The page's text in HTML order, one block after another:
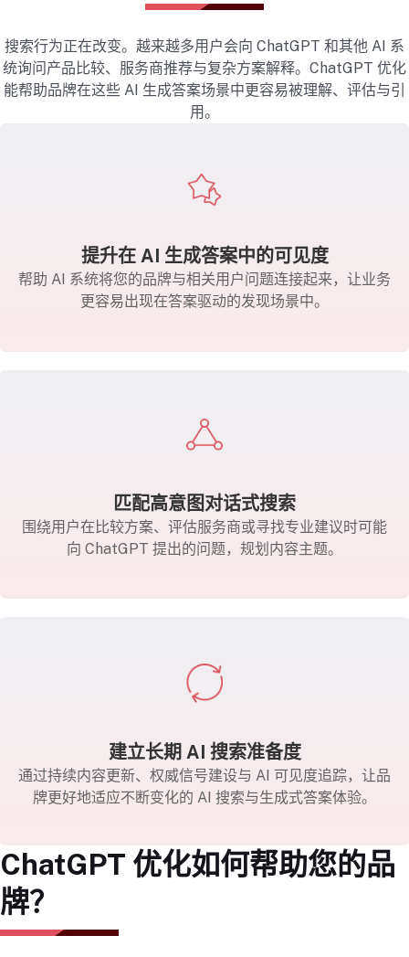
搜索行为正在改变。越来越多用户会向 ChatGPT 和其他 AI 系
统询问产品比较、服务商推荐与复杂方案解释。ChatGPT 优化
能帮助品牌在这些 AI 生成答案场景中更容易被理解、评估与引
用。
提升在 AI 生成答案中的可见度
帮助 AI 系统将您的品牌与相关用户问题连接起来，让业务
更容易出现在答案驱动的发现场景中。
匹配高意图对话式搜索
围绕用户在比较方案、评估服务商或寻找专业建议时可能
向 ChatGPT 提出的问题，规划内容主题。
建立长期 AI 搜索准备度
通过持续内容更新、权威信号建设与 AI 可见度追踪，让品
牌更好地适应不断变化的 AI 搜索与生成式答案体验。
ChatGPT 优化如何帮助您的品
牌？